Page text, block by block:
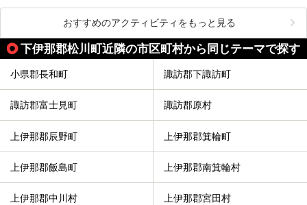
おすすめのアクティビティをもっと見る
下伊那郡松川町近隣の市区町村から同じテーマで探す
小県郡長和町 諏訪郡下諏訪町
諏訪郡富士見町 諏訪郡原村
上伊那郡辰野町 上伊那郡箕輪町
上伊那郡飯島町 上伊那郡南箕輪村
上伊那郡中川村 上伊那郡宮田村